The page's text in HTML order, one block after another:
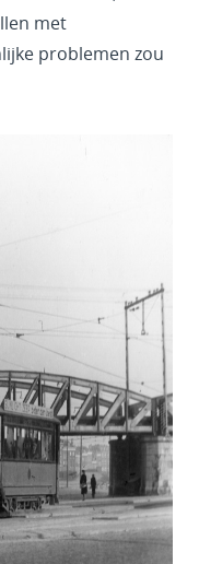
met
problemen zou